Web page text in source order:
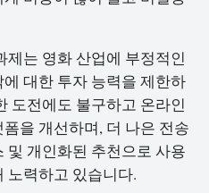
제는 영화 산업에 부정적인
대한 투자 능력을 제한하
도전에도 불구하고 온라인
을 개선하며, 더 나은 전송
및 개인화된 추천으로 사용
노력하고 있습니다.